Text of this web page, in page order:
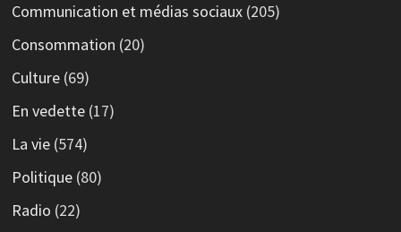
Communication et médias sociaux(205)
Consommation (20)
Culture(69)
En vedette(17)
La vie(574)
Politique(80)
Radio (22)